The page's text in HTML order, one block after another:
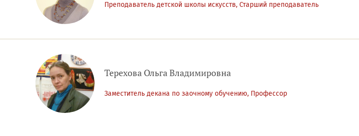
Преподаватель детской школы искусств, Старший преподаватель
Терехова Ольга Владимировна
Заместитель декана по заочному обучению, Профессор